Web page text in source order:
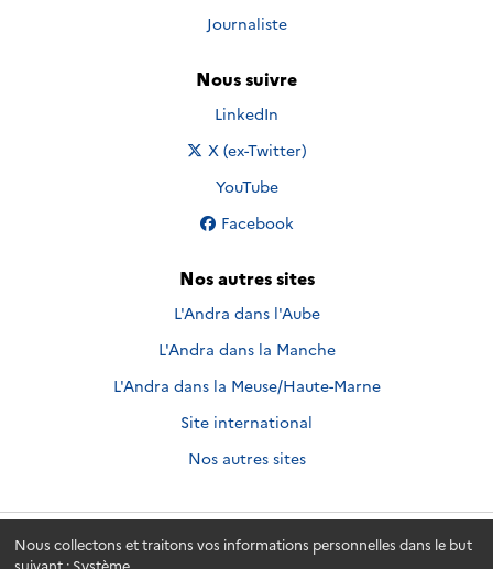
Nous collectons et traitons vos informations personnelles dans le but
suivant : Système.
Journaliste
Nous suivre
Nous suivre sur
LinkedIn
Nous suivre sur
X (ex-Twitter)
Nous suivre sur
YouTube
Nous suivre sur
Facebook
Nos autres sites
L'Andra dans l'Aube
L'Andra dans la Manche
L'Andra dans la Meuse/Haute-Marne
Site international
Nos autres sites
Andra.fr © 2026 - Andra. Tous droits réservés.